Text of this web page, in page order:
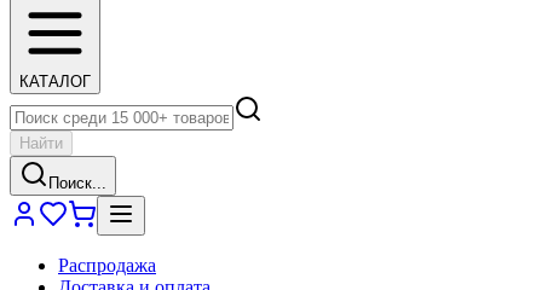
КАТАЛОГ
Найти
Поиск...
Распродажа